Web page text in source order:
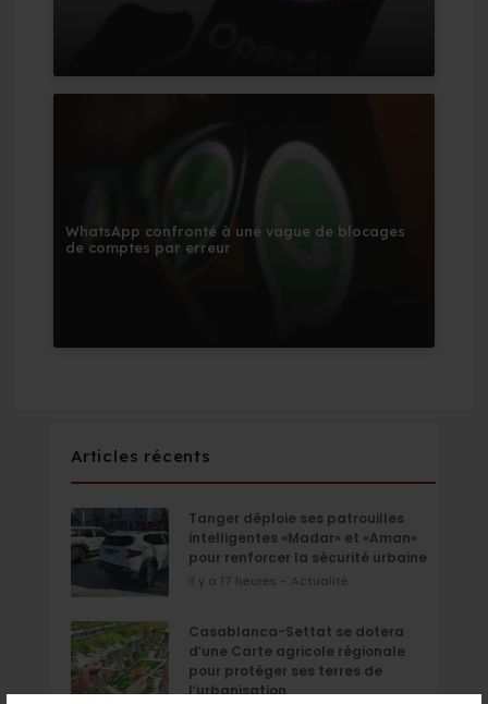
WhatsApp confronté à une vague de blocages
de comptes par erreur
Articles récents
Tanger déploie ses patrouilles
intelligentes «Madar» et «Aman»
pour renforcer la sécurité urbaine
il y a 17 heures - Actualité
Casablanca-Settat se dotera
d’une Carte agricole régionale
pour protéger ses terres de
l’urbanisation